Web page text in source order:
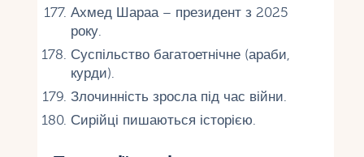
Ахмед Шараа – президент з 2025
року.
Суспільство багатоетнічне (араби,
курди).
Злочинність зросла під час війни.
Сирійці пишаються історією.